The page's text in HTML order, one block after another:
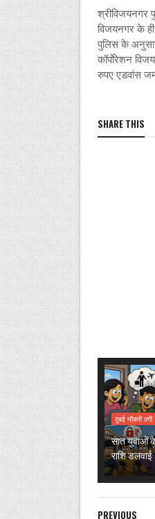
श्रीविजयनगर
विजयनगर के ही
पुलिस के
कॉर्पाेरेशन
रुपए एडवांस
SHARE THIS
दुबई नौकरी ठगी
सात युवाओं
राशि डलवाई
PREVIOUS